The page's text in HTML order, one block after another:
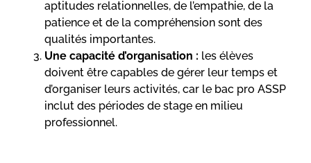
aptitudes relationnelles, de l’empathie, de la
patience et de la compréhension sont des
qualités importantes.
Une capacité d’organisation : les élèves
doivent être capables de gérer leur temps et
d’organiser leurs activités, car le bac pro ASSP
inclut des périodes de stage en milieu
professionnel.